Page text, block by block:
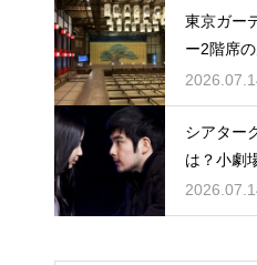
東京ガー
ー2階席
からの視
シアター
は？小劇
やすさを